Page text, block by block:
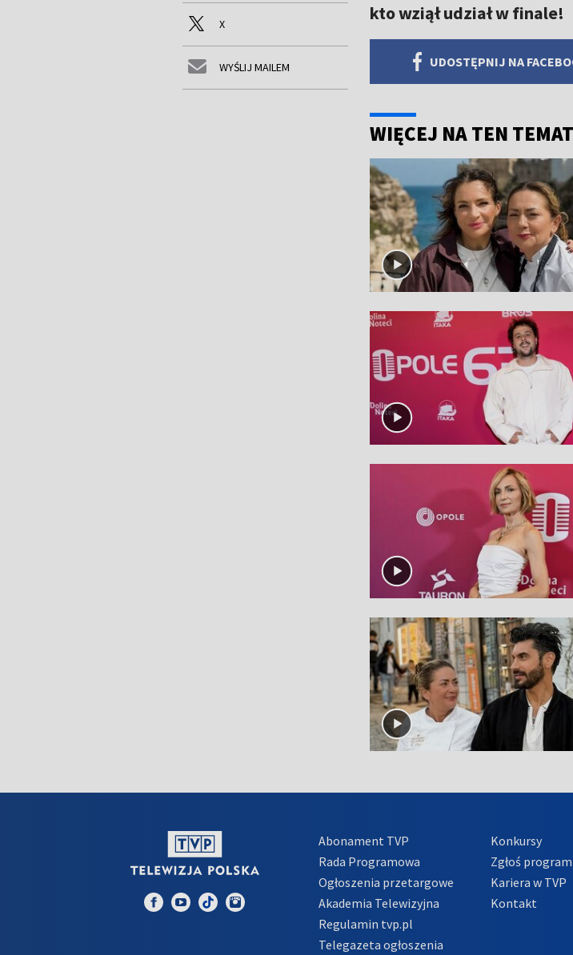
X
WYŚLIJ MAILEM
kto wziął udział w finale!
UDOSTĘPNIJ NA
WIĘCEJ NA TEN TEMAT
Abonament TVP
Rada Programowa
Ogłoszenia przetargowe
Akademia Telewizyjna
Regulamin tvp.pl
Telegazeta ogłoszenia
Konkursy
Zgłoś
Kariera w TVP
Kontakt